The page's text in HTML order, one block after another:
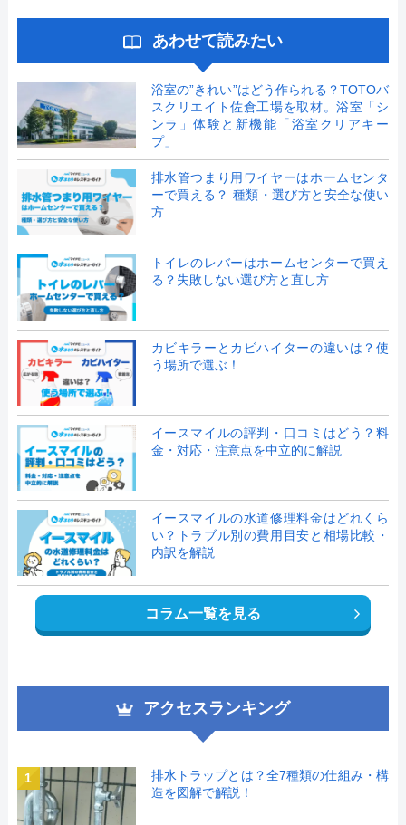
あわせて読みたい
浴室の”きれい”はどう作られる？TOTOバ
スクリエイト佐倉工場を取材。浴室「シ
ンラ」体験と新機能「浴室クリアキー
プ」
排水管つまり用ワイヤーはホームセンタ
ーで買える？ 種類・選び方と安全な使い
方
トイレのレバーはホームセンターで買え
る？失敗しない選び方と直し方
カビキラーとカビハイターの違いは？使
う場所で選ぶ！
イースマイルの評判・口コミはどう？料
金・対応・注意点を中立的に解説
イースマイルの水道修理料金はどれくら
い？トラブル別の費用目安と相場比較・
内訳を解説
コラム一覧を見る
アクセスランキング
1
排水トラップとは？全7種類の仕組み・構
造を図解で解説！